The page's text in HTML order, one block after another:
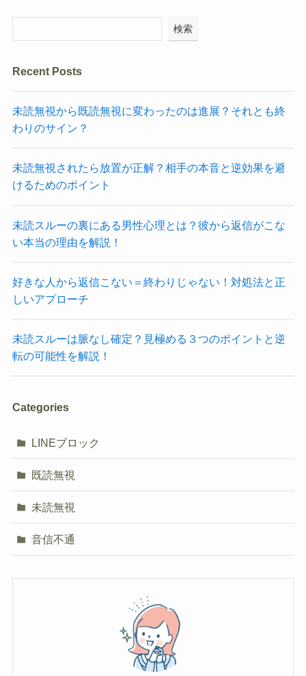
検索
Recent Posts
未読無視から既読無視に変わったのは進展？それとも終
わりのサイン？
未読無視されたら放置が正解？相手の本音と逆効果を避
けるためのポイント
未読スルーの裏にある男性心理とは？彼から返信がこな
い本当の理由を解説！
好きな人から返信こない＝終わりじゃない！対処法と正
しいアプローチ
未読スルーは脈なし確定？見極める３つのポイントと逆
転の可能性を解説！
Categories
LINEブロック
既読無視
未読無視
音信不通